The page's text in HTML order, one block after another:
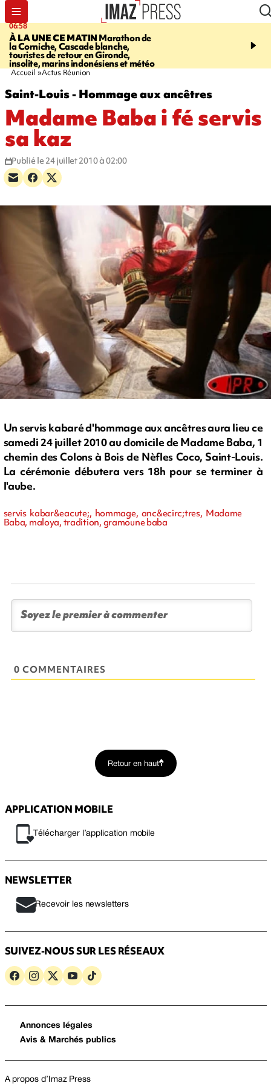
06:58
À LA UNE CE MATIN Marathon de
la Corniche, Cascade blanche,
touristes de retour en Gironde,
insolite, marins indonésiens et météo
09:14
touristes au Porge,
Accueil Actus Réunion
Saint-Louis - Hommage aux ancêtres
Madame Baba i fé servis
sa kaz
Publié le 24 juillet 2010 à 02:00
Un servis kabaré d'hommage aux ancêtres aura lieu ce
samedi 24 juillet 2010 au domicile de Madame Baba, 1
chemin des Colons à Bois de Nèfles Coco, Saint-Louis.
La cérémonie débutera vers 18h pour se terminer à
l'aube.
servis kabar&eacute;, hommage, anc&ecirc;tres, Madame
Baba, maloya, tradition, gramoune baba
0 COMMENTAIRES
Retour en haut
APPLICATION MOBILE
Télécharger l’application mobile
NEWSLETTER
Recevoir les newsletters
SUIVEZ-NOUS SUR LES RÉSEAUX
Annonces légales
Avis & Marchés publics
A propos d’Imaz Press